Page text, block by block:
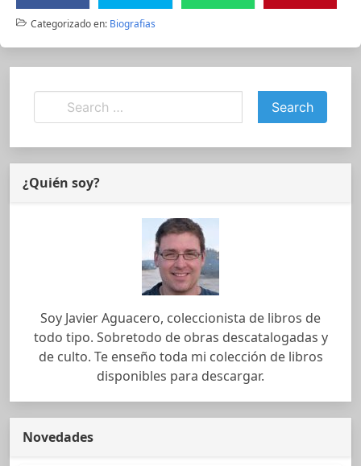
Categorizado en: Biografias
¿Quién soy?
Soy Javier Aguacero, coleccionista de libros de
todo tipo. Sobretodo de obras descatalogadas y
de culto. Te enseño toda mi colección de libros
disponibles para descargar.
Novedades